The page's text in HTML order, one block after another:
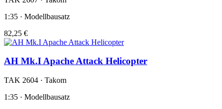
1:35 · Modellbausatz
82,25 €
AH Mk.I Apache Attack Helicopter
TAK 2604 · Takom
1:35 · Modellbausatz